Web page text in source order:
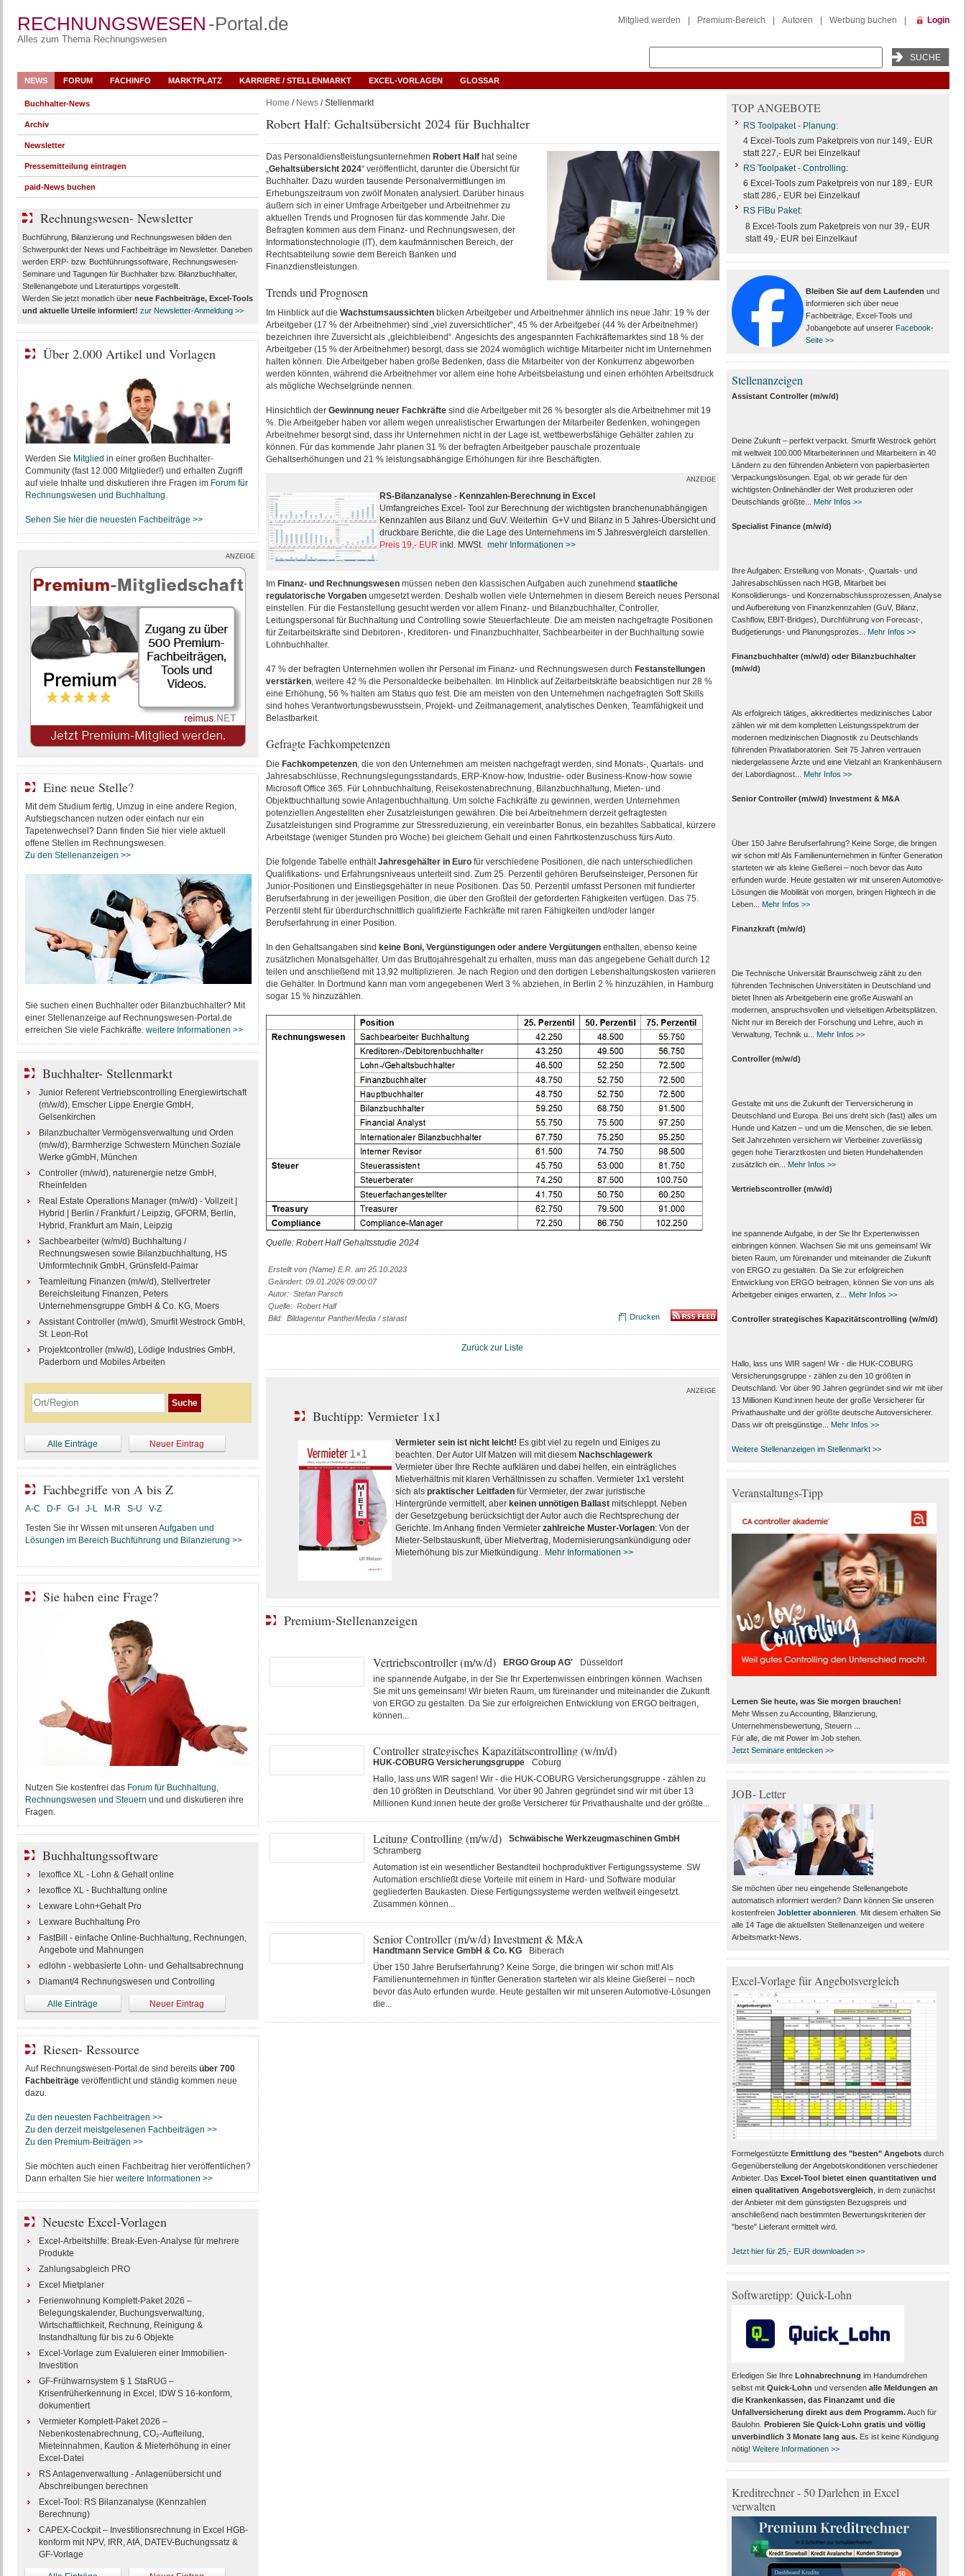
RECHNUNGSWESEN -Portal.de
Alles zum Thema Rechnungswesen
Mitglied werden Premium-Bereich Autoren Werbung buchen Login
NEWS FORUM FACHINFO MARKTPLATZ KARRIERE / STELLENMARKT EXCEL-VORLAGEN GLOSSAR
Home / News/ Stellenmarkt
Robert Half: Gehaltsübersicht 2024 für Buchhalter
Das Personaldienstleistungsunternehmen Robert Halfhat seine
„Gehaltsübersicht 2024“ veröffentlicht, darunter die Übersicht für
Buchhalter. Dazu wurden tausende Personalvermittlungen im
Erhebungszeitraum von zwölf Monaten analysiert. Darüber hinaus
äußern sich in einer Umfrage Arbeitgeber und Arbeitnehmer zu
aktuellen Trends und Prognosen für das kommende Jahr. Die
Befragten kommen aus dem Finanz- und Rechnungswesen, der
Informationstechnologie (IT), dem kaufmännischen Bereich, der
Rechtsabteilung sowie dem Bereich Banken und
Finanzdienstleistungen.
Trends und Prognosen
Im Hinblick auf die Wachstumsaussichtenblicken Arbeitgeber und Arbeitnehmer ähnlich ins neue Jahr: 19 % der
Arbeitgeber (17 % der Arbeitnehmer) sind „viel zuversichtlicher“, 45 % der Arbeitgeber (44 % der Arbeitnehmer)
bezeichnen ihre Zuversicht als „gleichbleibend“. Angesichts des angespannten Fachkräftemarktes sind 18 % der
Arbeitgeber (15 % der Arbeitnehmer) besorgt, dass sie 2024 womöglich wichtige Mitarbeiter nicht im Unternehmen
halten können. Die Arbeitgeber haben große Bedenken, dass die Mitarbeiter von der Konkurrenz abgeworben
werden könnten, während die Arbeitnehmer vor allem eine hohe Arbeitsbelastung und einen erhöhten Arbeitsdruck
als mögliche Wechselgründe nennen.
Hinsichtlich der Gewinnung neuer Fachkräftesind die Arbeitgeber mit 26 % besorgter als die Arbeitnehmer mit 19
%. Die Arbeitgeber haben vor allem wegen unrealistischer Erwartungen der Mitarbeiter Bedenken, wohingegen
Arbeitnehmer besorgt sind, dass ihr Unternehmen nicht in der Lage ist, wettbewerbsfähige Gehälter zahlen zu
können. Für das kommende Jahr planen 31 % der befragten Arbeitgeber pauschale prozentuale
Gehaltserhöhungen und 21 % leistungsabhängige Erhöhungen für ihre Beschäftigten.
ANZEIGE
RS-Bilanzanalyse - Kennzahlen-Berechnung in Excel
Umfangreiches Excel- Tool zur Berechnung der wichtigsten branchenunabhängigen
Kennzahlen aus Bilanz und GuV. Weiterhin G+V und Bilanz in 5 Jahres-Übersicht und
druckbare Berichte, die die Lage des Unternehmens im 5 Jahresvergleich darstellen.
Preis 19,- EUR inkl. MWSt. mehr Informationen >>
Im Finanz- und Rechnungswesenmüssen neben den klassischen Aufgaben auch zunehmend staatliche
regulatorische Vorgabenumgesetzt werden. Deshalb wollen viele Unternehmen in diesem Bereich neues Personal
einstellen. Für die Festanstellung gesucht werden vor allem Finanz- und Bilanzbuchhalter, Controller,
Leitungspersonal für Buchhaltung und Controlling sowie Steuerfachleute. Die am meisten nachgefragte Positionen
für Zeitarbeitskräfte sind Debitoren-, Kreditoren- und Finanzbuchhalter, Sachbearbeiter in der Buchhaltung sowie
Lohnbuchhalter.
47 % der befragten Unternehmen wollen ihr Personal im Finanz- und Rechnungswesen durch Festanstellungen
verstärken, weitere 42 % die Personaldecke beibehalten. Im Hinblick auf Zeitarbeitskräfte beabsichtigen nur 28 %
eine Erhöhung, 56 % halten am Status quo fest. Die am meisten von den Unternehmen nachgefragten Soft Skills
sind hohes Verantwortungsbewusstsein, Projekt- und Zeitmanagement, analytisches Denken, Teamfähigkeit und
Belastbarkeit.
Gefragte Fachkompetenzen
Die Fachkompetenzen, die von den Unternehmen am meisten nachgefragt werden, sind Monats-, Quartals- und
Jahresabschlüsse, Rechnungslegungsstandards, ERP-Know-how, Industrie- oder Business-Know-how sowie
Microsoft Office 365. Für Lohnbuchhaltung, Reisekostenabrechnung, Bilanzbuchhaltung, Mieten- und
Objektbuchhaltung sowie Anlagenbuchhaltung. Um solche Fachkräfte zu gewinnen, werden Unternehmen
potenziellen Angestellten eher Zusatzleistungen gewähren. Die bei Arbeitnehmern derzeit gefragtesten
Zusatzleistungen sind Programme zur Stressreduzierung, ein vereinbarter Bonus, ein bezahltes Sabbatical, kürzere
Arbeitstage (weniger Stunden pro Woche) bei gleichem Gehalt und einen Fahrtkostenzuschuss fürs Auto.
Die folgende Tabelle enthältJahresgehälter in Eurofür verschiedene Positionen, die nach unterschiedlichen
Qualifikations- und Erfahrungsniveaus unterteilt sind. Zum 25. Perzentil gehören Berufseinsteiger, Personen für
Junior-Positionen und Einstiegsgehälter in neue Positionen. Das 50. Perzentil umfasst Personen mit fundierter
Berufserfahrung in der jeweiligen Position, die über den Großteil der geforderten Fähigkeiten verfügen. Das 75.
Perzentil steht für überdurchschnittlich qualifizierte Fachkräfte mit raren Fähigkeiten und/oder langer
Berufserfahrung in einer Position.
In den Gehaltsangaben sind keine Boni, Vergünstigungen oder andere Vergütungenenthalten, ebenso keine
zusätzlichen Monatsgehälter. Um das Bruttojahresgehalt zu erhalten, muss man das angegebene Gehalt durch 12
teilen und anschließend mit 13,92 multiplizieren. Je nach Region und den dortigen Lebenshaltungskosten variieren
die Gehälter. In Dortmund kann man vom angegebenen Wert 3 % abziehen, in Berlin 2 % hinzuzählen, in Hamburg
sogar 15 % hinzuzählen.
Quelle: Robert Half Gehaltsstudie 2024
Erstellt von (Name) E.R. am 25.10.2023
Geändert: 09.01.2026 09:00:07
Autor: Stefan Parsch
Quelle: Robert Half
Bild: Bildagentur PantherMedia / starast
Drucken
Zurück zur Liste
ANZEIGE
Buchtipp: Vermieter 1x1
Vermieter sein ist nicht leicht! Es gibt viel zu regeln und Einiges zu
beachten. Der Autor Ulf Matzen will mit diesem Nachschlagewerk
Vermieter über Ihre Rechte aufklären und dabei helfen, ein einträgliches
Mietverhältnis mit klaren Verhältnissen zu schaffen. Vermieter 1x1 versteht
sich als praktischer Leitfadenfür Vermieter, der zwar juristische
Hintergründe vermittelt, aber keinen unnötigen Ballastmitschleppt. Neben
der Gesetzgebung berücksichtigt der Autor auch die Rechtsprechung der
Gerichte. Im Anhang finden Vermieter zahlreiche Muster-Vorlagen: Von der
Mieter-Selbstauskunft, über Mietvertrag, Modernisierungsankündigung oder
Mieterhöhung bis zur Mietkündigung.. Mehr Informationen >>
Premium-Stellenanzeigen
Vertriebscontroller (m/w/d) ERGO Group AG'
Düsseldorf
ine spannende Aufgabe, in der Sie Ihr Expertenwissen einbringen können. Wachsen
Sie mit uns gemeinsam! Wir bieten Raum, um füreinander und miteinander die Zukunft
von ERGO zu gestalten. Da Sie zur erfolgreichen Entwicklung von ERGO beitragen,
können...
Controller strategisches Kapazitätscontrolling (w/m/d)
HUK-COBURG Versicherungsgruppe
Coburg
Hallo, lass uns WIR sagen! Wir - die HUK-COBURG Versicherungsgruppe - zählen zu
den 10 größten in Deutschland. Vor über 90 Jahren gegründet sind wir mit über 13
Millionen Kund:innen heute der große Versicherer für Privathaushalte und der größte...
Leitung Controlling (m/w/d)
Schwäbische Werkzeugmaschinen GmbH
Schramberg
Automation ist ein wesentlicher Bestandteil hochproduktiver Fertigungssysteme. SW
Automation erschließt diese Vorteile mit einem in Hard- und Software modular
gegliederten Baukasten. Diese Fertigungs­systeme werden weltweit eingesetzt.
Zusammen können...
Senior Controller (m/w/d) Investment & M&A
Handtmann Service GmbH & Co. KG
Biberach
Über 150 Jahre Berufserfahrung? Keine Sorge, die bringen wir schon mit! Als
Familienunternehmen in fünfter Generation starteten wir als kleine Gießerei – noch
bevor das Auto erfunden wurde. Heute gestalten wir mit unseren Automotive-Lösungen
die...
Buchhalter-News
Archiv
Newsletter
Pressemitteilung eintragen
paid-News buchen
Rechnungswesen- Newsletter
Buchführung, Bilanzierung und Rechnungswesen bilden den
Schwerpunkt der News und Fachbeiträge im Newsletter. Daneben
werden ERP- bzw. Buchführungssoftware, Rechnungswesen-
Seminare und Tagungen für Buchhalter bzw. Bilanzbuchhalter,
Stellenangebote und Literaturtipps vorgestellt.
Werden Sie jetzt monatlich über neue Fachbeiträge, Excel-Tools
und aktuelle Urteileinformiert! zur Newsletter-Anmeldung >>
Über 2.000 Artikel und Vorlagen
Werden Sie Mitglied in einer großen Buchhalter-
Community (fast 12.000 Mitglieder!) und erhalten Zugriff
auf viele Inhalte und diskutieren ihre Fragen im Forum für
Rechnungswesen und Buchhaltung.
Sehen Sie hier die neuesten Fachbeiträge >>
ANZEIGE
Eine neue Stelle?
Mit dem Studium fertig, Umzug in eine andere Region,
Aufstiegschancen nutzen oder einfach nur ein
Tapetenwechsel? Dann finden Sie hier viele aktuell
offene Stellen im Rechnungswesen.
Zu den Stellenanzeigen >>
Sie suchen einen Buchhalter oder Bilanzbuchhalter? Mit
einer Stellenanzeige auf Rechnungswesen-Portal.de
erreichen Sie viele Fachkräfte. weitere Informationen >>
Buchhalter- Stellenmarkt
Junior Referent Vertriebscontrolling Energiewirtschaft
(m/w/d), Emscher Lippe Energie GmbH,
Gelsenkirchen
Bilanzbuchalter Vermögensverwaltung und Orden
(m/w/d), Barmherzige Schwestern München Soziale
Werke gGmbH, München
Controller (m/w/d), naturenergie netze GmbH,
Rheinfelden
Real Estate Operations Manager (m/w/d) - Vollzeit |
Hybrid | Berlin / Frankfurt / Leipzig, GFORM, Berlin,
Hybrid, Frankfurt am Main, Leipzig
Sachbearbeiter (w/m/d) Buchhaltung /
Rechnungswesen sowie Bilanzbuchhaltung, HS
Umformtechnik GmbH, Grünsfeld-Paimar
Teamleitung Finanzen (m/w/d), Stellvertreter
Bereichsleitung Finanzen, Peters
Unternehmensgruppe GmbH & Co. KG, Moers
Assistant Controller (m/w/d), Smurfit Westrock GmbH,
St. Leon-Rot
Projektcontroller (m/w/d), Lödige Industries GmbH,
Paderborn und Mobiles Arbeiten
Alle Einträge Neuer Eintrag
Fachbegriffe von A bis Z
A-C D-F G-I J-L M-R S-U
V-Z
Testen Sie ihr Wissen mit unseren Aufgaben und
Lösungen im Bereich Buchführung und Bilanzierung >>
Sie haben eine Frage?
Nutzen Sie kostenfrei das Forum für Buchhaltung,
Rechnungswesen und Steuern und und diskutieren ihre
Fragen.
Buchhaltungssoftware
lexoffice XL - Lohn & Gehalt online
lexoffice XL - Buchhaltung online
Lexware Lohn+Gehalt Pro
Lexware Buchhaltung Pro
FastBill - einfache Online-Buchhaltung, Rechnungen,
Angebote und Mahnungen
edlohn - webbasierte Lohn- und Gehaltsabrechnung
Diamant/4 Rechnungswesen und Controlling
Alle Einträge Neuer Eintrag
Riesen- Ressource
Auf Rechnungswesen-Portal.de sind bereits über 700
Fachbeiträgeveröffentlicht und ständig kommen neue
dazu.
Zu den neuesten Fachbeiträgen >>
Zu den derzeit meistgelesenen Fachbeiträgen >>
Zu den Premium-Beiträgen >>
Sie möchten auch einen Fachbeitrag hier veröffentlichen?
Dann erhalten Sie hier weitere Informationen >>
Neueste Excel-Vorlagen
Excel-Arbeitshilfe: Break-Even-Analyse für mehrere
Produkte
Zahlungsabgleich PRO
Excel Mietplaner
Ferienwohnung Komplett-Paket 2026 –
Belegungskalender, Buchungsverwaltung,
Wirtschaftlichkeit, Rechnung, Reinigung &
Instandhaltung für bis zu 6 Objekte
Excel-Vorlage zum Evaluieren einer Immobilien-
Investition
GF-Frühwarnsystem § 1 StaRUG –
Krisenfrüherkennung in Excel, IDW S 16-konform,
dokumentiert
Vermieter Komplett-Paket 2026 –
Nebenkostenabrechnung, CO₂-Aufteilung,
Mieteinnahmen, Kaution & Mieterhöhung in einer
Excel-Datei
RS Anlagenverwaltung - Anlagenübersicht und
Abschreibungen berechnen
Excel-Tool: RS Bilanzanalyse (Kennzahlen
Berechnung)
CAPEX-Cockpit – Investitionsrechnung in Excel HGB-
konform mit NPV, IRR, AfA, DATEV-Buchungssatz &
GF-Vorlage
TOP ANGEBOTE
RS Toolpaket - Planung:
4 Excel-Tools zum Paketpreis von nur 149,- EUR
statt 227,- EUR bei Einzelkauf
RS Toolpaket - Controlling:
6 Excel-Tools zum Paketpreis von nur 189,- EUR
statt 286,- EUR bei Einzelkauf
RS FiBu Paket:
8 Excel-Tools zum Paketpreis von nur 39,- EUR
statt 49,- EUR bei Einzelkauf
Bleiben Sie auf dem Laufenden und
informieren sich über neue
Fachbeiträge, Excel-Tools und
Jobangebote auf unserer Facebook-
Seite >>
Stellenanzeigen
Assistant Controller (m/w/d)
Deine Zukunft – perfekt verpackt. Smurfit Westrock gehört
mit weltweit 100.000 Mitarbeiter­innen und Mitarbeitern in 40
Ländern zu den führenden Anbietern von papier­basierten
Verpackungs­lösungen. Egal, ob wir gerade für den
wichtigsten Onlinehändler der Welt produzieren oder
Deutschlands größte...
Mehr Infos >>
Specialist Finance (m/w/d)
Ihre Aufgaben: Erstellung von Monats‑, Quartals‑ und
Jahresabschlüssen nach HGB, Mitarbeit bei
Konsolidierungs‑ und Konzernabschlussprozessen, Analyse
und Aufbereitung von Finanzkennzahlen (GuV, Bilanz,
Cashflow, EBIT-Bridges), Durchführung von Forecast‑,
Budgetierungs‑ und Planungsprozes...
Mehr Infos >>
Finanzbuchhalter (m/w/d) oder Bilanzbuchhalter
(m/w/d)
Als erfolgreich tätiges, akkreditiertes medizinisches Labor
zählen wir mit dem kompletten Leistungs­spektrum der
modernen medizinischen Diagnostik zu Deutschlands
führenden Privat­laboratorien. Seit 75 Jahren vertrauen
nieder­gelassene Ärzte und eine Vielzahl an Kranken­häusern
der Labor­diagnost...
Mehr Infos >>
Senior Controller (m/w/d) Investment & M&A
Über 150 Jahre Berufserfahrung? Keine Sorge, die bringen
wir schon mit! Als Familienunternehmen in fünfter Generation
starteten wir als kleine Gießerei – noch bevor das Auto
erfunden wurde. Heute gestalten wir mit unseren Automotive-
Lösungen die Mobilität von morgen, bringen Hightech in die
Leben...
Mehr Infos >>
Finanzkraft (m/w/d)
Die Technische Universität Braunschweig zählt zu den
führenden Technischen Universitäten in Deutschland und
bietet Ihnen als Arbeit­geberin eine große Auswahl an
modernen, anspruchsvollen und vielseitigen Arbeits­plätzen.
Nicht nur im Bereich der Forschung und Lehre, auch in
Verwaltung, Technik u...
Mehr Infos >>
Controller (m/w/d)
Gestalte mit uns die Zukunft der Tierversicherung in
Deutschland und Europa. Bei uns dreht sich (fast) alles um
Hunde und Katzen – und um die Menschen, die sie lieben.
Seit Jahrzehnten versichern wir Vierbeiner zuverlässig
gegen hohe Tierarztkosten und bieten Hundehaltenden
zusätzlich ein...
Mehr Infos >>
Vertriebscontroller (m/w/d)
ine spannende Aufgabe, in der Sie Ihr Expertenwissen
einbringen können. Wachsen Sie mit uns gemeinsam! Wir
bieten Raum, um füreinander und miteinander die Zukunft
von ERGO zu gestalten. Da Sie zur erfolgreichen
Entwicklung von ERGO beitragen, können Sie von uns als
Arbeitgeber einiges erwarten, z...
Mehr Infos >>
Controller strategisches Kapazitätscontrolling (w/m/d)
Hallo, lass uns WIR sagen! Wir - die HUK-COBURG
Versicherungsgruppe - zählen zu den 10 größten in
Deutschland. Vor über 90 Jahren gegründet sind wir mit über
13 Millionen Kund:innen heute der große Versicherer für
Privathaushalte und der größte deutsche Autoversicherer.
Dass wir oft preisgünstige...
Mehr Infos >>
Weitere Stellenanzeigen im Stellenmarkt >>
Veranstaltungs-Tipp
Lernen Sie heute, was Sie morgen brauchen!
Mehr Wissen zu Accounting, Bilanzierung,
Unternehmensbewertung, Steuern ...
Für alle, die mit Power im Job stehen.
Jetzt Seminare entdecken >>
JOB- Letter
Sie möchten über neu eingehende Stellenangebote
automatisch informiert werden? Dann können Sie unseren
kostenfreien Jobletter abonnieren . Mit diesem erhalten Sie
alle 14 Tage die aktuellsten Stellenanzeigen und weitere
Arbeitsmarkt-News.
Excel-Vorlage für Angebotsvergleich
Formelgestützte Ermittlung des "besten" Angebotsdurch
Gegenüberstellung der Angebotskonditionen verschiedener
Anbieter. Das Excel-Tool bietet einen quantitativen und
einen qualitativen Angebotsvergleich , in dem zunächst
der Anbieter mit dem günstigsten Bezugspreis und
anschließend nach bestimmten Bewertungskriterien der
"beste" Lieferant ermittelt wird.
Jetzt hier für 25,- EUR downloaden >>
Softwaretipp: Quick-Lohn
Erledigen Sie IhreLohnabrechnung im Handumdrehen
selbst mitQuick-Lohn und versendenalle Meldungen an
die Krankenkassen, das Finanzamt und die
Unfallversicherung direkt aus dem Programm.Auch für
Baulohn. Probieren Sie Quick-Lohn gratis und völlig
unverbindlich 3 Monate lang aus. Es ist keine Kündigung
nötig! Weitere Informationen >>
Kreditrechner - 50 Darlehen in Excel
verwalten